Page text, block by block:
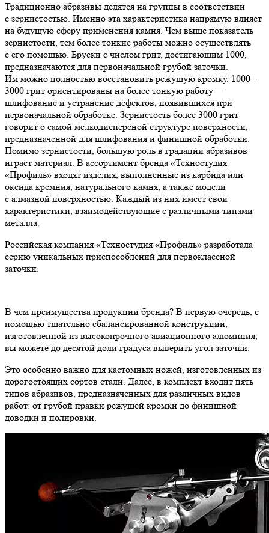
Традиционно абразивы делятся на группы в соответствии
с зернистостью. Именно эта характеристика напрямую влияет
на будущую сферу применения камня. Чем выше показатель
зернистости, тем более тонкие работы можно осуществлять
с его помощью. Бруски с числом грит, достигающим 1000,
предназначаются для первоначальной грубой заточки.
Им можно полностью восстановить режущую кромку. 1000–
3000 грит ориентированы на более тонкую работу —
шлифование и устранение дефектов, появившихся при
первоначальной обработке. Зернистость более 3000 грит
говорит о самой мелкодисперсной структуре поверхности,
предназначенной для шлифования и финишной обработки.
Помимо зернистости, большую роль в градации абразивов
играет материал. В ассортимент бренда «Техностудия
«Профиль» входят изделия, выполненные из карбида или
оксида кремния, натурального камня, а также модели
с алмазной поверхностью. Каждый из них имеет свои
характеристики, взаимодействующие с различными типами
металла.
Российская компания «Техностудия «Профиль» разработала
серию уникальных приспособлений для первоклассной
заточки.
В чем преимущества продукции бренда? В первую очередь, с
помощью тщательно сбалансированной конструкции,
изготовленной из высокопрочного авиационного алюминия,
вы можете до десятой доли градуса выверить угол заточки.
Это особенно важно для кастомных ножей, изготовленных из
дорогостоящих сортов стали. Далее, в комплект входит пять
типов абразивов, предназначенных для различных видов
работ: от грубой правки режущей кромки до финишной
доводки и полировки.